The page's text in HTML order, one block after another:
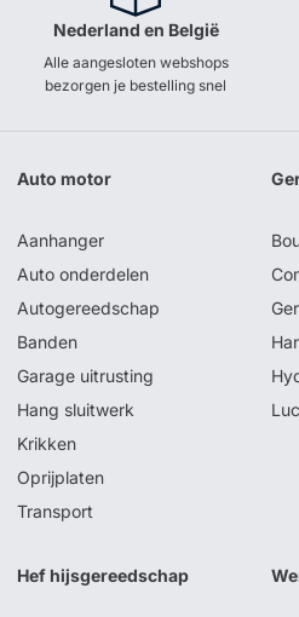
Nederland en België
Alle aangesloten webshops
bezorgen je bestelling snel
Auto motor
Aanhanger
Auto onderdelen
Autogereedschap
Banden
Garage uitrusting
Hang sluitwerk
Krikken
Oprijplaten
Transport
Hef hijsgereedschap